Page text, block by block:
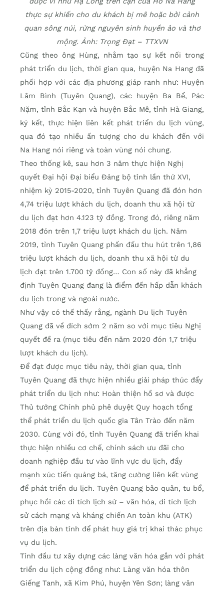
thực sự khiến cho du khách bị mê hoặc bởi cảnh
quan sông núi, rừng nguyên sinh huyền ảo và thơ
mộng. Ảnh: Trọng Đạt – TTXVN
Cũng theo ông Hùng, nhằm tạo sự kết nối trong
phát triển du lịch, thời gian qua, huyện Na Hang đã
phối hợp với các địa phương giáp ranh như: Huyện
Lâm Bình (Tuyên Quang), các huyện Ba Bể, Pác
Nặm, tỉnh Bắc Kạn và huyện Bắc Mê, tỉnh Hà Giang,
ký kết, thực hiện liên kết phát triển du lịch vùng,
qua đó tạo nhiều ấn tượng cho du khách đến với
Na Hang nói riêng và toàn vùng nói chung.
Theo thống kê, sau hơn 3 năm thực hiện Nghị
quyết Đại hội Đại biểu Đảng bộ tỉnh lần thứ XVI,
nhiệm kỳ 2015-2020, tỉnh Tuyên Quang đã đón hơn
4,74 triệu lượt khách du lịch, doanh thu xã hội từ
du lịch đạt hơn 4.123 tỷ đồng. Trong đó, riêng năm
2018 đón trên 1,7 triệu lượt khách du lịch. Năm
2019, tỉnh Tuyên Quang phấn đấu thu hút trên 1,86
triệu lượt khách du lịch, doanh thu xã hội từ du
lịch đạt trên 1.700 tỷ đồng… Con số này đã khẳng
định Tuyên Quang đang là điểm đến hấp dẫn khách
du lịch trong và ngoài nước.
Như vậy có thế thấy rằng, ngành Du lịch Tuyên
Quang đã về đích sớm 2 năm so với mục tiêu Nghị
quyết đề ra (mục tiêu đến năm 2020 đón 1,7 triệu
lượt khách du lịch).
Để đạt được mục tiêu này, thời gian qua, tỉnh
Tuyên Quang đã thực hiện nhiều giải pháp thúc đẩy
phát triển du lịch như: Hoàn thiện hồ sơ và được
Thủ tướng Chính phủ phê duyệt Quy hoạch tổng
thể phát triển du lịch quốc gia Tân Trào đến năm
2030. Cùng với đó, tỉnh Tuyên Quang đã triển khai
thực hiện nhiều cơ chế, chính sách ưu đãi cho
doanh nghiệp đầu tư vào lĩnh vực du lịch, đẩy
mạnh xúc tiến quảng bá, tăng cường liên kết vùng
để phát triển du lịch. Tuyên Quang bảo quản, tu bổ,
phục hồi các di tích lịch sử – văn hóa, di tích lịch
sử cách mạng và kháng chiến An toàn khu (ATK)
trên địa bàn tỉnh để phát huy giá trị khai thác phục
vụ du lịch.
Tỉnh đầu tư xây dựng các làng văn hóa gắn với phát
triển du lịch cộng đồng như: Làng văn hóa thôn
Giếng Tanh, xã Kim Phú, huyện Yên Sơn; làng văn